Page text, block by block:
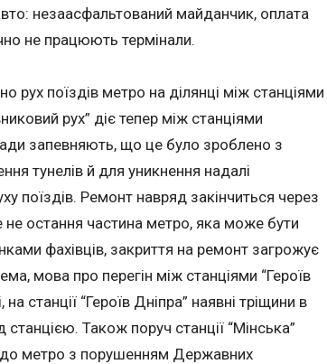
незаасфальтований майданчик, оплата
не працюють термінали.
поїздів метро на ділянці між станціями
рух” діє тепер між станціями
запевняють, що це було зроблено з
тунелів й для уникнення надалі
поїздів. Ремонт навряд закінчиться через
не остання частина метро, яка може бути
фахівців, закриття на ремонт загрожує
мова про перегін між станціями “Героїв
станції “Героїв Дніпра” наявні тріщини в
Також поруч станції “Мінська”
до метро з порушенням Державних